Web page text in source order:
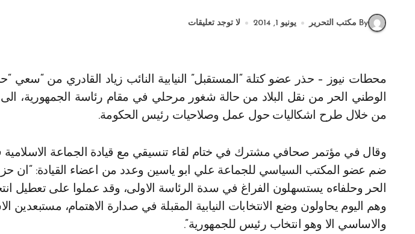
By مكتب التحرير يونيو 1, 2014 لا توجد تعليقات
محطات نيوز – حذر عضو كتلة “المستقبل” النيابية النائب زياد القادري من “سعي “حزب الله” وحلفائه والتيار
الوطني الحر من نقل البلاد من حالة شغور مرحلي في مقام رئاسة الجمهورية، الى
من خلال طرح اشكاليات حول عمل وصلاحيات رئيس الحكومة.
وقال في مؤتمر صحافي مشترك في ختام لقاء تنسيقي مع قيادة الجماعة الاسلامية
ضم عضو المكتب السياسي للجماعة علي ابو ياسين وعدد من اعضاء القيادة: “ان حزب
الحر وحلفاءه يستسهلون الفراغ في سدة الرئاسة الاولى، وقد عملوا على تعطيل
وهم اليوم يحاولون وضع الانتخابات النيابية المقبلة في صدارة الاهتمام، مستبعدين
والاساسي الا وهو انتخاب رئيس للجمهورية”.